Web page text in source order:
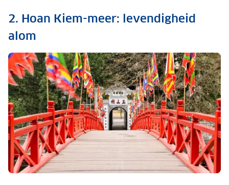
2. Hoan Kiem-meer: levendigheid
alom